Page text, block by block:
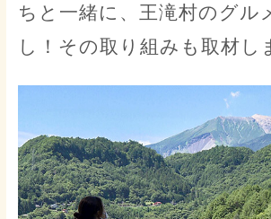
ちと一緒に、王滝村のグル
し！その取り組みも取材し